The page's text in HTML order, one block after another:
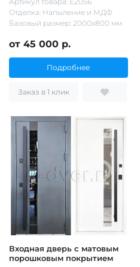
Отделка: Напыление и МДФ
Базовый размер: 2000х800 мм
от 45 000 р.
Подробнее
Заказ в 1 клик
Входная дверь с матовым
порошковым покрытием